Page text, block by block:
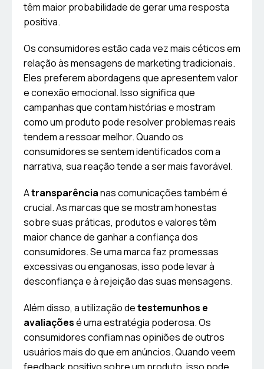
têm maior probabilidade de gerar uma resposta
positiva.
Os consumidores estão cada vez mais céticos em
relação às mensagens de marketing tradicionais.
Eles preferem abordagens que apresentem valor
e conexão emocional. Isso significa que
campanhas que contam histórias e mostram
como um produto pode resolver problemas reais
tendem a ressoar melhor. Quando os
consumidores se sentem identificados com a
narrativa, sua reação tende a ser mais favorável.
Atransparêncianas comunicações também é
crucial. As marcas que se mostram honestas
sobre suas práticas, produtos e valores têm
maior chance de ganhar a confiança dos
consumidores. Se uma marca faz promessas
excessivas ou enganosas, isso pode levar à
desconfiança e à rejeição das suas mensagens.
Além disso, a utilização detestemunhos e
avaliaçõesé uma estratégia poderosa. Os
consumidores confiam nas opiniões de outros
usuários mais do que em anúncios. Quando veem